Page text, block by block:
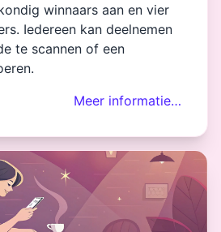
winnaars aan en vier
Iedereen kan deelnemen
te scannen of een
Meer informatie…